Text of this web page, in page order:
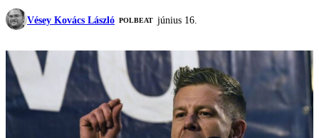
Vésey Kovács László ‎POLBEAT június 16.